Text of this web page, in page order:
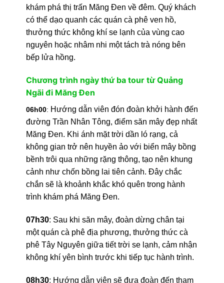
khám phá thị trấn Măng Đen về đêm. Quý khách
có thể dạo quanh các quán cà phê ven hồ,
thưởng thức không khí se lạnh của vùng cao
nguyên hoặc nhâm nhi một tách trà nóng bên
bếp lửa hồng.
Chương trình ngày thứ ba tour từ Quảng
Ngãi đi Măng Đen
06h00: Hướng dẫn viên đón đoàn khởi hành đến
đường Trần Nhân Tông, điểm săn mây đẹp nhất
Măng Đen. Khi ánh mặt trời dần ló rạng, cả
không gian trở nên huyền ảo với biển mây bồng
bềnh trôi qua những rặng thông, tạo nên khung
cảnh như chốn bồng lai tiên cảnh. Đây chắc
chắn sẽ là khoảnh khắc khó quên trong hành
trình khám phá Măng Đen.
07h30: Sau khi săn mây, đoàn dừng chân tại
một quán cà phê địa phương, thưởng thức cà
phê Tây Nguyên giữa tiết trời se lạnh, cảm nhận
không khí yên bình trước khi tiếp tục hành trình.
08h30: Hướng dẫn viên sẽ đưa đoàn đến tham